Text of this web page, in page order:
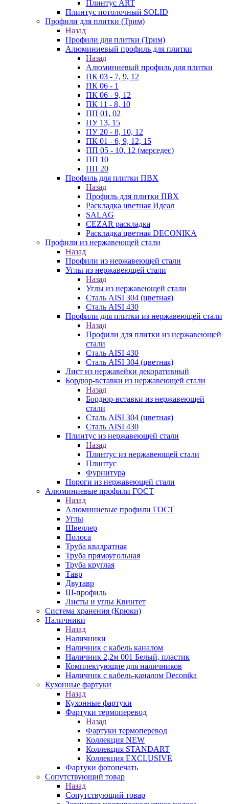
Плинтус ART
Плинтус потолочный SOLID
Профили для плитки (Трим)
Назад
Профили для плитки (Трим)
Алюминиевый профиль для плитки
Назад
Алюминиевый профиль для плитки
ПК 03 - 7, 9, 12
ПК 06 - 1
ПК 06 - 9, 12
ПК 11 - 8, 10
ПП 01, 02
ПУ 13, 15
ПУ 20 - 8, 10, 12
ПК 01 - 6, 9, 12, 15
ПП 05 - 10, 12 (мерседес)
ПП 10
ПП 20
Профиль для плитки ПВХ
Назад
Профиль для плитки ПВХ
Раскладка цветная Идеал
SALAG
CEZAR раскладка
Раскладка цветная DECONIKA
Профили из нержавеющей стали
Назад
Профили из нержавеющей стали
Углы из нержавеющей стали
Назад
Углы из нержавеющей стали
Сталь AISI 304 (цветная)
Сталь AISI 430
Профили для плитки из нержавеющей стали
Назад
Профили для плитки из нержавеющей
стали
Сталь AISI 430
Сталь AISI 304 (цветная)
Лист из нержавейки декоративный
Бордюр-вставки из нержавеющей стали
Назад
Бордюр-вставки из нержавеющей
стали
Сталь AISI 304 (цветная)
Сталь AISI 430
Плинтус из нержавеющей стали
Назад
Плинтус из нержавеющей стали
Плинтус
Фурнитура
Пороги из нержавеющей стали
Алюминиевые профили ГОСТ
Назад
Алюминиевые профили ГОСТ
Углы
Швеллер
Полоса
Труба квадратная
Труба прямоугольная
Труба круглая
Тавр
Двутавр
Ш-профиль
Листы и углы Квинтет
Система хранения (Крюки)
Наличники
Назад
Наличники
Наличник с кабель каналом
Наличник 2,2м 001 Белый, пластик
Комплектующие для наличников
Наличник с кабель-каналом Deconika
Кухонные фартуки
Назад
Кухонные фартуки
Фартуки термоперевод
Назад
Фартуки термоперевод
Коллекция NEW
Коллекция STANDART
Коллекция EXCLUSIVE
Фартуки фотопечать
Сопутствующий товар
Назад
Сопутствующий товар